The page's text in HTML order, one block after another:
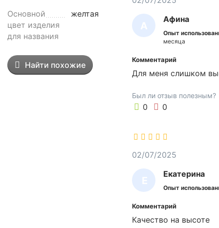
N
V
-
3
7
Основной
цвет изделия
для названия
желтая
Найти похожие
А
Ф
Афина
Опыт
месяца
Комментарий
Для меня слишком
Был ли отзыв полезным?
0 0
Е
К
А
Т
Екатерина
Опыт
02/07/2025
Комментарий
Качество на высоте